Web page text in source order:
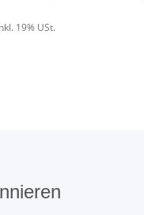
19% USt.